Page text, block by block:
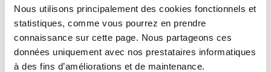
Nous utilisons principalement des cookies fonctionnels et
statistiques, comme vous pourrez en prendre
connaissance sur cette page. Nous partageons ces
données uniquement avec nos prestataires informatiques
à des fins d’améliorations et de maintenance.